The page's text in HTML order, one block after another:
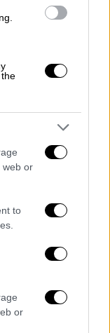
web or
to
or
κάποιο
μόνοι
για πρωινό ή
που
φούρνο,
Ο
να παίξει
αυγό